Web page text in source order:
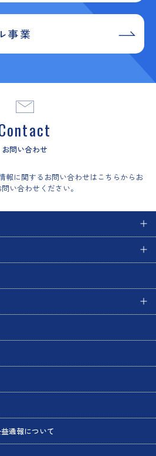
事業
お問い合わせ
報に関するお問い合わせはこちらからお
い合わせください。
通報について